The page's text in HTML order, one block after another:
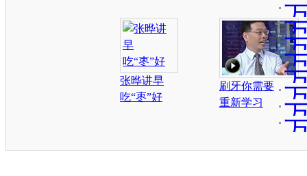
张晔讲早
吃“枣”好
刷牙你需要
重新学习